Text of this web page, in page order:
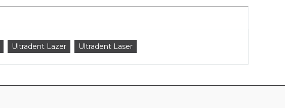
Ultradent Lazer Ultradent Laser